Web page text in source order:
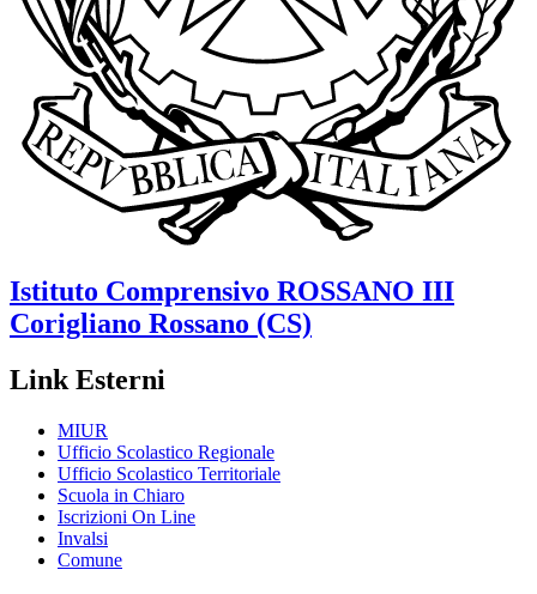
Istituto Comprensivo ROSSANO III
Corigliano Rossano (CS)
Link Esterni
MIUR
Ufficio Scolastico Regionale
Ufficio Scolastico Territoriale
Scuola in Chiaro
Iscrizioni On Line
Invalsi
Comune